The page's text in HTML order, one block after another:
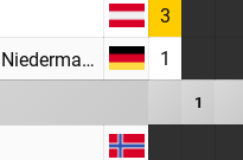
3
Maximilian Niedermaier 1
1